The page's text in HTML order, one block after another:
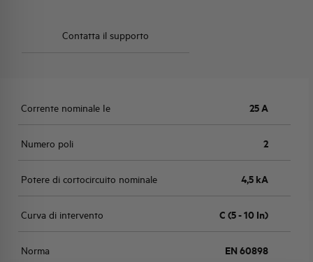
Contatta il supporto
Corrente nominale Ie 25 A
Numero poli 2
Potere di cortocircuito nominale 4,5 kA
Curva di intervento C (5 - 10 In)
Norma EN 60898